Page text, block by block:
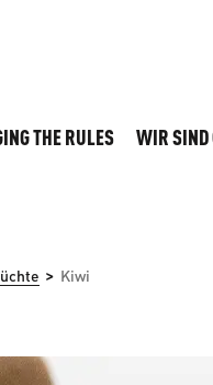
THE RULES WIR SIND
> Kiwi